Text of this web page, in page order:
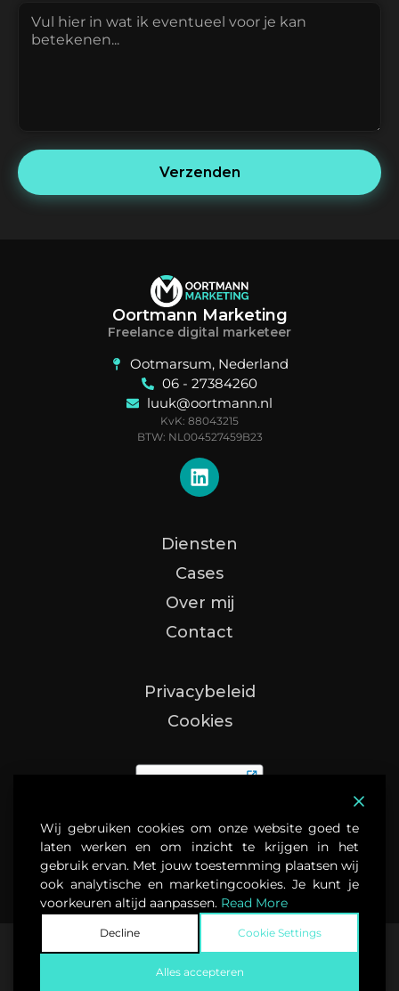
Verzenden
Oortmann Marketing
Freelance digital marketeer
Ootmarsum, Nederland
06 - 27384260
luuk@oortmann.nl
KvK: 88043215
BTW: NL004527459B23
Diensten
Cases
Over mij
Contact
Privacybeleid
Cookies
© 2025 Oortmann Marketing — Alle rechten voorbehouden
Wij gebruiken cookies om onze website goed te
laten werken en om inzicht te krijgen in het
gebruik ervan. Met jouw toestemming plaatsen wij
ook analytische en marketingcookies. Je kunt je
voorkeuren altijd aanpassen. Read More
Decline Cookie Settings
Alles accepteren